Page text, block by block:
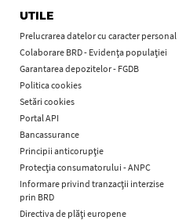
UTILE
Prelucrarea datelor cu caracter personal
Colaborare BRD - Evidența populației
Garantarea depozitelor - FGDB
Politica cookies
Setări cookies
Portal API
Bancassurance
Principii anticorupţie
Protecţia consumatorului - ANPC
Informare privind tranzacții interzise
prin BRD
Directiva de plăți europene